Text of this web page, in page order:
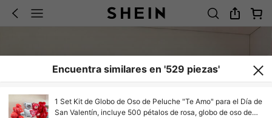
Encuentra similares en '529 piezas'
1 Set Kit de Globo de Oso de Peluche "Te Amo" para el Día de
San Valentín, incluye 500 pétalos de rosa, globo de oso de